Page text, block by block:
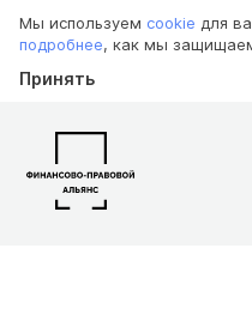
Мы используем cookie для
подробнее, как мы
Принять